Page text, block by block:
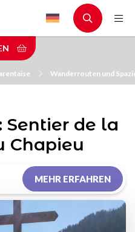
Wanderrouten und
Sentier de la
Chapieu
MEHR ERFAHREN